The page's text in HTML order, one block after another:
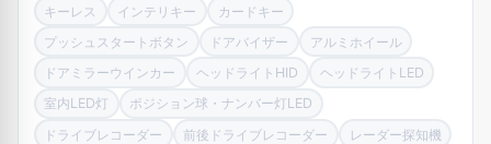
キーレス
インテリキー
カードキー
プッシュスタートボタン
ドアバイザー
アルミホイール
ドアミラーウインカー
ヘッドライトHID
ヘッドライトLED
室内LED灯
ポジション球・ナンバー灯LED
ドライブレコーダー
前後ドライブレコーダー
レーダー探知機